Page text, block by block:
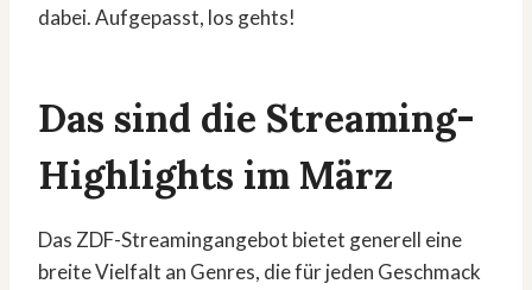
dabei. Aufgepasst, los gehts!
Das sind die Streaming-
Highlights im März
Das ZDF-Streamingangebot bietet generell eine
breite Vielfalt an Genres, die für jeden Geschmack